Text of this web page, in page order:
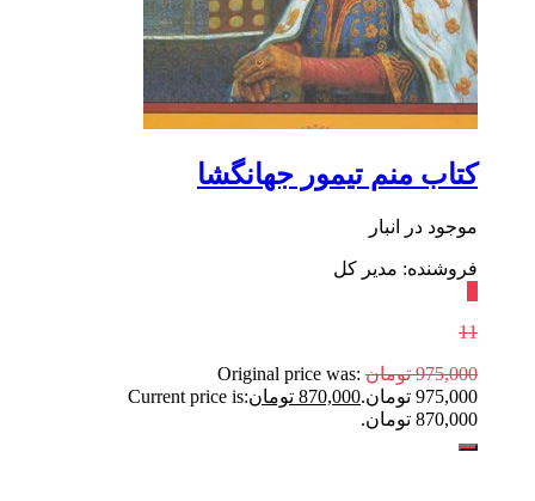
کتاب منم تیمور جهانگشا
موجود در انبار
فروشنده: مدیر کل
11
975,000 تومان Original price was:
975,000 تومان.
870,000 تومانCurrent price is:
870,000 تومان.